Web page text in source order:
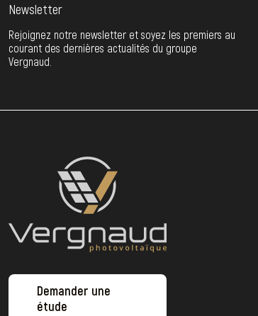
Newsletter
Rejoignez notre newsletter et soyez les premiers au
courant des dernières actualités du groupe
Vergnaud.
Demander une
étude